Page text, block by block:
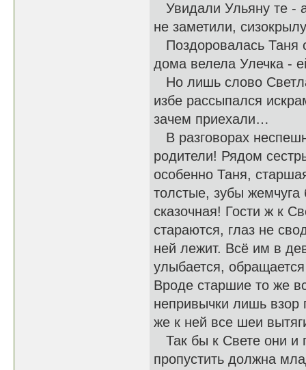
Увидали Ульяну те -
не заметили,
Поздоровалась Таня
дома велела Улечка -
Но лишь слово
избе рассыпался
зачем приехали…
В разговорах
родители! Рядом
особенно Таня,
толстые, зубы
сказочная! Гости ж к
стараются, глаз не
ней лежит. Всё им в
улыбается,
Вроде старшие то же
непривычки лишь взор
же к ней все шеи
Так бы к Свете они и
пропустить должна